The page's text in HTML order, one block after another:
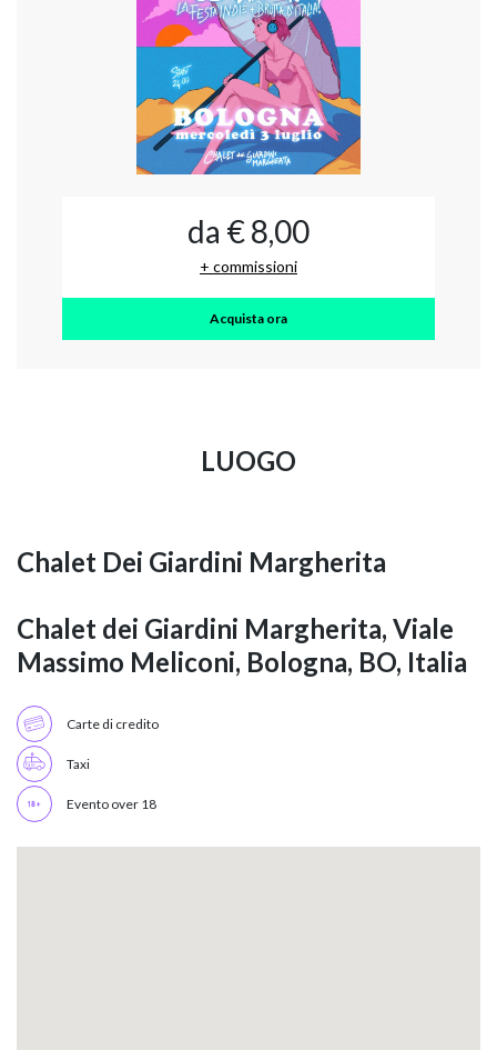
da € 8,00
+ commissioni
Acquista ora
LUOGO
Chalet Dei Giardini Margherita
Chalet dei Giardini Margherita, Viale
Massimo Meliconi, Bologna, BO, Italia
Carte di credito
Taxi
Evento over 18